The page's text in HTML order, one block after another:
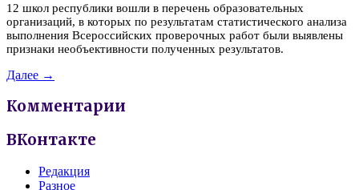
12 школ республики вошли в перечень образовательных
организаций, в которых по результатам статистического анализа
выполнения Всероссийских проверочных работ были выявлены
признаки необъективности полученных результатов.
Далее →
Комментарии
ВКонтакте
Редакция
Разное